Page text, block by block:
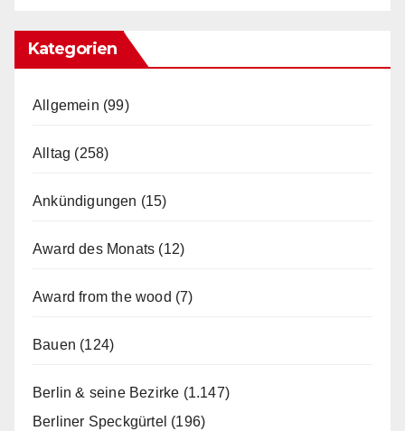
Kategorien
Allgemein (99)
Alltag (258)
Ankündigungen (15)
Award des Monats (12)
Award from the wood (7)
Bauen (124)
Berlin & seine Bezirke (1.147)
Berliner Speckgürtel (196)